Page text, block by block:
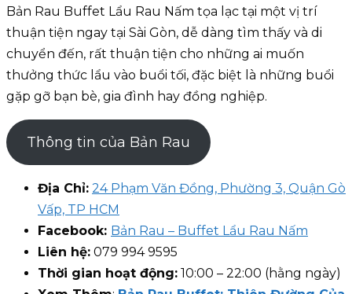
Bản Rau Buffet Lẩu Rau Nấm tọa lạc tại một vị trí
thuận tiện ngay tại Sài Gòn, dễ dàng tìm thấy và di
chuyển đến, rất thuận tiện cho những ai muốn
thưởng thức lẩu vào buổi tối, đặc biệt là những buổi
gặp gỡ bạn bè, gia đình hay đồng nghiệp.
Thông tin của Bản Rau
Địa Chỉ: 24 Phạm Văn Đồng, Phường 3, Quận Gò
Vấp, TP HCM
Facebook: Bản Rau – Buffet Lẩu Rau Nấm
Liên hệ: 079 994 9595
Thời gian hoạt động: 10:00 – 22:00 (hằng ngày)